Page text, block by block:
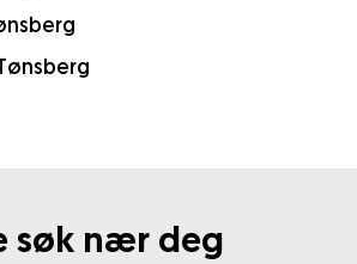
søk nær deg